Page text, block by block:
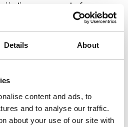
Details About
content and ads, to
and to analyse our traffic.
about your use of our site with
di mezzo secolo fa.
Teatrale/Arca Azzurra Teatro